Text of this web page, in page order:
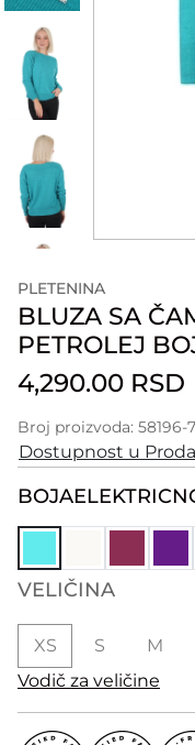
PLETENINA
BLUZA SA
PETROLEJ
4,290.00 RSD
Broj proizvoda: 58196-
Dostupnost u
BOJA
VELIČINA
XS S M
Vodič za veličine